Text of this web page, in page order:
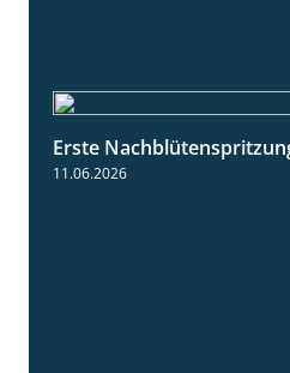
Erste
11.06.2026